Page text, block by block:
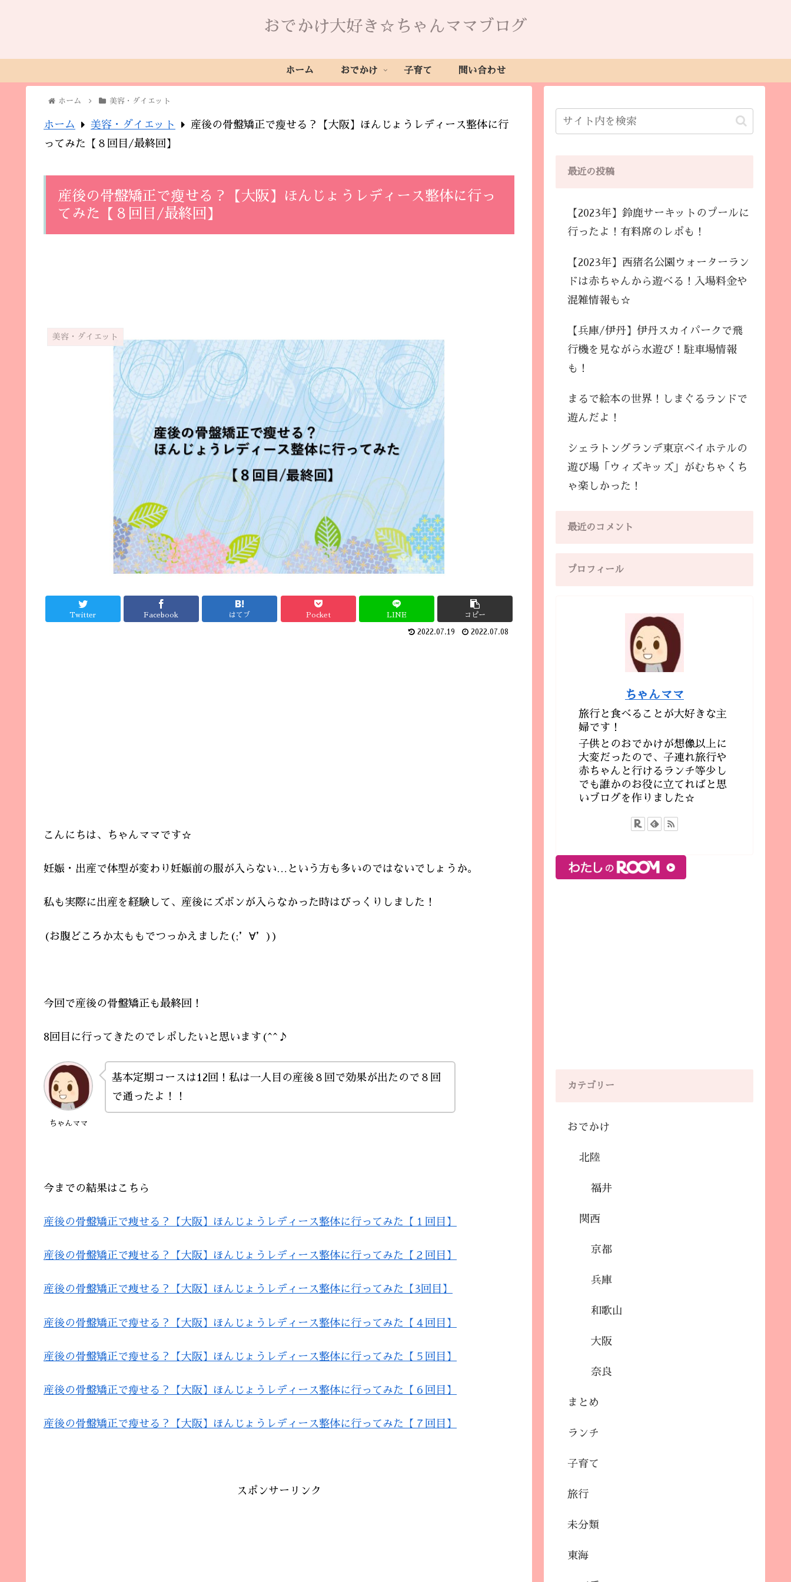
おでかけ大好き☆ちゃんママブログ
ホーム おでかけ 子育て 問い合わせ
ホーム 美容・ダイエット
ホーム 美容・ダイエット
産後の骨盤矯正で瘦せる？【大阪】ほんじょうレディース整体に行
ってみた【８回目/最終回】
産後の骨盤矯正で瘦せる？【大阪】ほんじょうレディース整体に行っ
てみた【８回目/最終回】
美容・ダイエット
Twitter Facebook はてブ Pocket LINE コピー
2022.07.19 2022.07.08
こんにちは、ちゃんママです☆
妊娠・出産で体型が変わり妊娠前の服が入らない…という方も多いのではないでしょうか。
私も実際に出産を経験して、産後にズボンが入らなかった時はびっくりしました！
(お腹どころか太ももでつっかえました(;’∀’))
今回で産後の骨盤矯正も最終回！
8回目に行ってきたのでレポしたいと思います(^^♪
ちゃんママ
基本定期コースは12回！私は一人目の産後８回で効果が出たので８回
で通ったよ！！
今までの結果はこちら
産後の骨盤矯正で痩せる？【大阪】ほんじょうレディース整体に行ってみた【１回目】
産後の骨盤矯正で痩せる？【大阪】ほんじょうレディース整体に行ってみた【２回目】
産後の骨盤矯正で痩せる？【大阪】ほんじょうレディース整体に行ってみた【3回目】
産後の骨盤矯正で瘦せる？【大阪】ほんじょうレディース整体に行ってみた【４回目】
産後の骨盤矯正で瘦せる？【大阪】ほんじょうレディース整体に行ってみた【５回目】
産後の骨盤矯正で瘦せる？【大阪】ほんじょうレディース整体に行ってみた【６回目】
産後の骨盤矯正で瘦せる？【大阪】ほんじょうレディース整体に行ってみた【７回目】
スポンサーリンク
最近の投稿
【2023年】鈴鹿サーキットのプールに
行ったよ！有料席のレポも！
【2023年】西猪名公園ウォーターラン
ドは赤ちゃんから遊べる！入場料金や
混雑情報も☆
【兵庫/伊丹】伊丹スカイパークで飛
行機を見ながら水遊び！駐車場情報
も！
まるで絵本の世界！しまぐるランドで
遊んだよ！
シェラトングランデ東京ベイホテルの
遊び場「ウィズキッズ」がむちゃくち
ゃ楽しかった！
最近のコメント
プロフィール
ちゃんママ
旅行と食べることが大好きな主
婦です！
子供とのおでかけが想像以上に
大変だったので、子連れ旅行や
赤ちゃんと行けるランチ等少し
でも誰かのお役に立てればと思
いブログを作りました☆
カテゴリー
おでかけ
北陸
福井
関西
京都
兵庫
和歌山
大阪
奈良
まとめ
ランチ
子育て
旅行
未分類
東海